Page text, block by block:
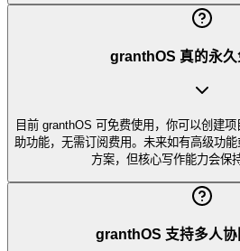
granthOS 真的永久
目前 granthOS 可免费使用，你可以创建
助功能，无需订阅费用。未来如有高级功
方案，但核心写作能力会保
granthOS 支持多人协